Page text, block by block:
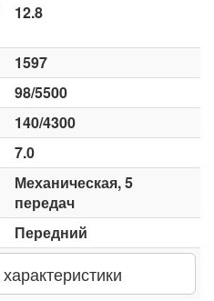
12.8
1597
98/5500
140/4300
7.0
Механическая, 5
передач
Передний